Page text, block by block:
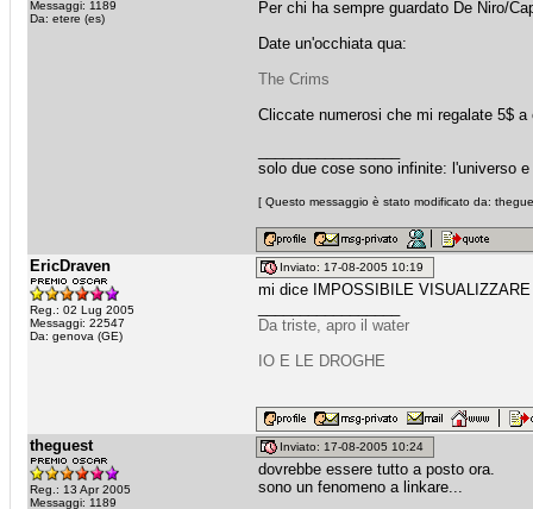
Messaggi: 1189
Da: etere (es)
Per chi ha sempre guardato De Niro/
Date un'occhiata qua:
The Crims
Cliccate numerosi che mi regalate 5$ a
solo due cose sono infinite: l'universo
[ Questo messaggio è stato modificato da:
EricDraven
Reg.: 02 Lug 2005
Messaggi: 22547
Da: genova (GE)
Inviato: 17-08-2005 10:19
mi dice IMPOSSIBILE
Da triste, apro il water
IO E LE DROGHE
theguest
Reg.: 13 Apr 2005
Messaggi: 1189
Inviato: 17-08-2005 10:24
dovrebbe essere tutto a posto ora.
sono un fenomeno a linkare...